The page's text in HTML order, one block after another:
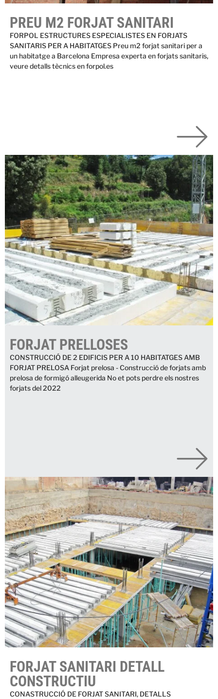
PREU M2 FORJAT SANITARI
FORPOL ESTRUCTURES ESPECIALISTES EN FORJATS
SANITARIS PER A HABITATGES Preu m2 forjat sanitari per a
un habitatge a Barcelona Empresa experta en forjats sanitaris,
veure detalls tècnics en forpol.es
FORJAT PRELLOSES
CONSTRUCCIÓ DE 2 EDIFICIS PER A 10 HABITATGES AMB
FORJAT PRELOSA Forjat prelosa - Construcció de forjats amb
prelosa de formigó alleugerida No et pots perdre els nostres
forjats del 2022
FORJAT SANITARI DETALL
CONSTRUCTIU
CONASTRUCCIÓ DE FORJAT SANITARI, DETALLS